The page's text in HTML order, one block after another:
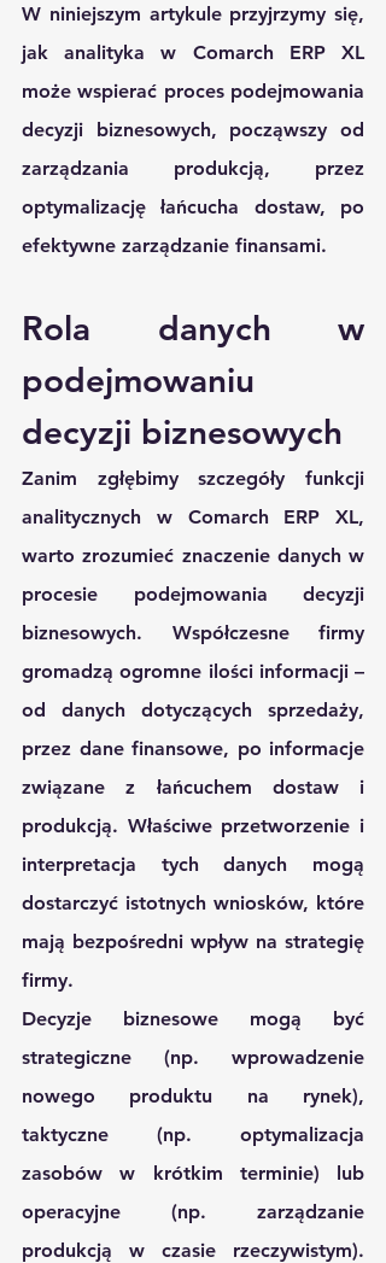
W niniejszym artykule przyjrzymy się,
jak analityka w Comarch ERP XL
może wspierać proces podejmowania
decyzji biznesowych, począwszy od
zarządzania produkcją, przez
optymalizację łańcucha dostaw, po
efektywne zarządzanie finansami.
Rola danych w
podejmowaniu
decyzji biznesowych
Zanim zgłębimy szczegóły funkcji
analitycznych w Comarch ERP XL,
warto zrozumieć znaczenie danych w
procesie podejmowania decyzji
biznesowych. Współczesne firmy
gromadzą ogromne ilości informacji –
od danych dotyczących sprzedaży,
przez dane finansowe, po informacje
związane z łańcuchem dostaw i
produkcją. Właściwe przetworzenie i
interpretacja tych danych mogą
dostarczyć istotnych wniosków, które
mają bezpośredni wpływ na strategię
firmy.
Decyzje biznesowe mogą być
strategiczne (np. wprowadzenie
nowego produktu na rynek),
taktyczne (np. optymalizacja
zasobów w krótkim terminie) lub
operacyjne (np. zarządzanie
produkcją w czasie rzeczywistym).